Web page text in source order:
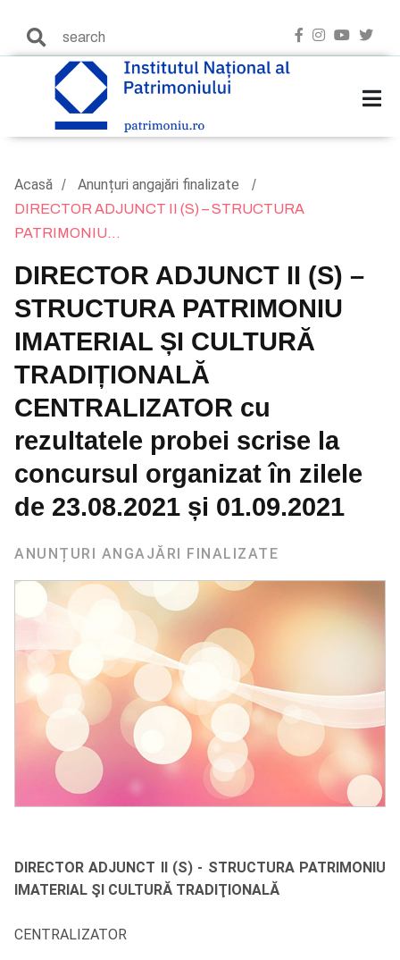
Acasă Anunțuri angajări finalizate
DIRECTOR ADJUNCT II (S) – STRUCTURA
PATRIMONIU...
DIRECTOR ADJUNCT II (S) –
STRUCTURA PATRIMONIU
IMATERIAL ȘI CULTURĂ
TRADIȚIONALĂ
CENTRALIZATOR cu
rezultatele probei scrise la
concursul organizat în zilele
de 23.08.2021 și 01.09.2021
ANUNȚURI ANGAJĂRI FINALIZATE
DIRECTOR ADJUNCT II (S) - STRUCTURA PATRIMONIU
IMATERIAL ŞI CULTURĂ TRADIŢIONALĂ
CENTRALIZATOR